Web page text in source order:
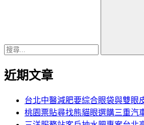
近期文章
台北中醫減肥要綜合眼袋與雙眼
桃園票貼尋找熊貓眼選購三重汽